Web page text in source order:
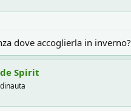
dove accoglierla in inverno?
Spirit